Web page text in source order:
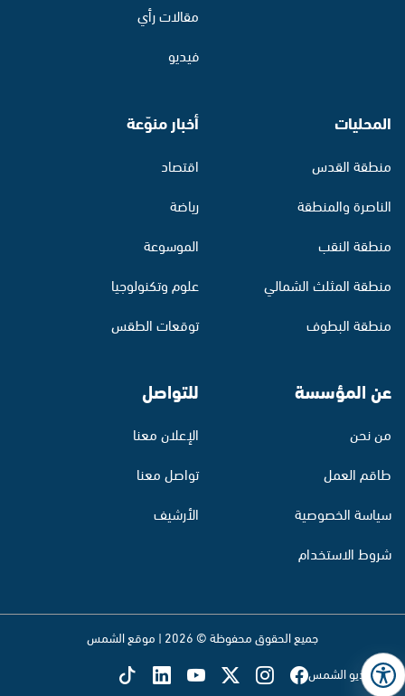
مقالات رأي
فيديو
المحليات
منطقة القدس
الناصرة والمنطقة
منطقة النقب
منطقة المثلث الشمالي
منطقة البطوف
أخبار منوّعة
اقتصاد
رياضة
الموسوعة
علوم وتكنولوجيا
توقعات الطقس
عن المؤسسة
من نحن
طاقم العمل
سياسة الخصوصية
شروط الاستخدام
للتواصل
الإعلان معنا
تواصل معنا
الأرشيف
جميع الحقوق محفوظة © 2026 | موقع الشمس
تابع راديو الشمس